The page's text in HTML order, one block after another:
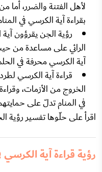
لأهل الفتنة والضرر،
بقراءة آية الكرسي في
رؤية الجن يقرؤون
الرائي على مساعدة من
آية الكرسي محرفة في
قراءة آية الكرسي
الخروج من الأزمات،
في المنام تدلّ على
اقرأ على حلّوها تفسير رؤية
رؤية قراءة آية